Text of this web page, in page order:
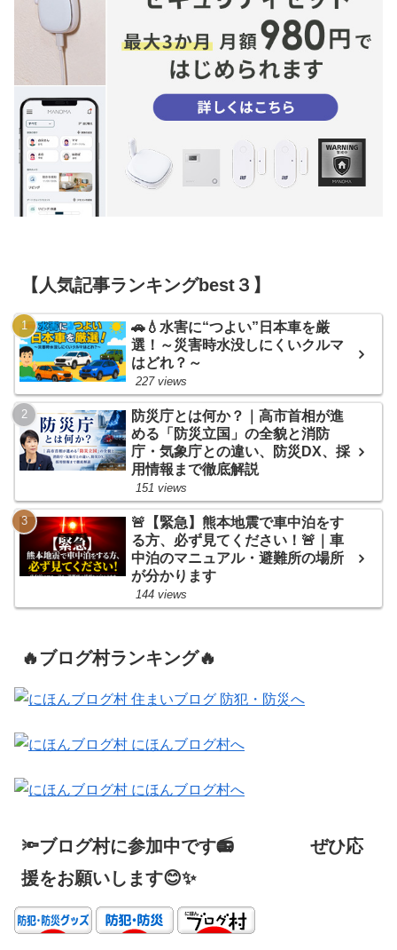
【人気記事ランキングbest３】
🚗💧水害に“つよい”日本車を厳
選！～災害時水没しにくいクルマ
はどれ？～
227 views
防災庁とは何か？｜高市首相が進
める「防災立国」の全貌と消防
庁・気象庁との違い、防災DX、採
用情報まで徹底解説
151 views
🚨【緊急】熊本地震で車中泊をす
る方、必ず見てください！🚨｜車
中泊のマニュアル・避難所の場所
が分かります
144 views
🔥ブログ村ランキング🔥
🔦ブログ村に参加中です📻 ぜひ応
援をお願いします😊✨